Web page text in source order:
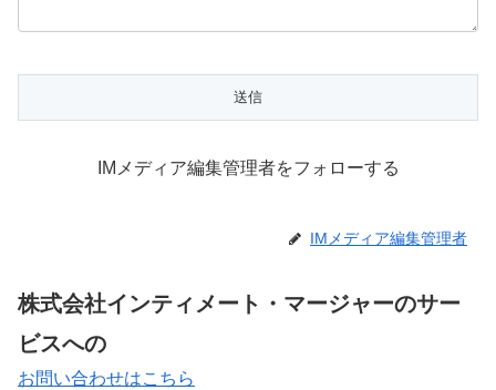
IMメディア編集管理者をフォローする
IMメディア編集管理者
株式会社インティメート・マージャーのサー
ビスへの
お問い合わせはこちら